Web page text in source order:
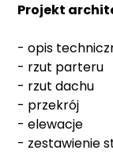
Projekt
- opis
- rzut parteru
- rzut dachu
- przekrój
- elewacje
- zestawienie